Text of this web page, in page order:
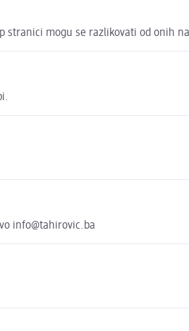
stranici mogu se razlikovati od onih
info@tahirovic.ba